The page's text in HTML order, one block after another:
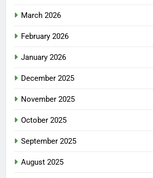
March 2026
February 2026
January 2026
December 2025
November 2025
October 2025
September 2025
August 2025